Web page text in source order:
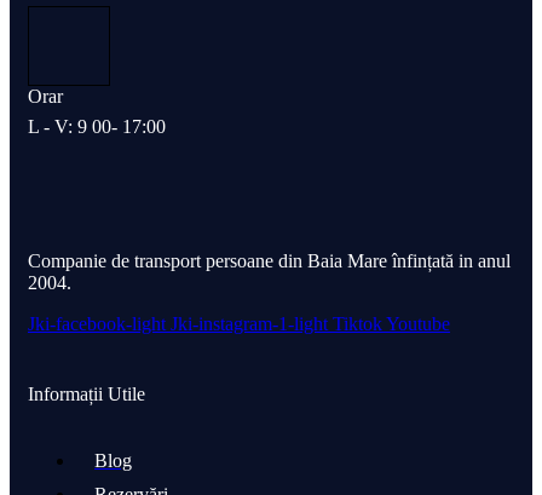
Orar
L - V: 9 00- 17:00
Companie de transport persoane din Baia Mare înfințată in anul
2004.
Jki-facebook-light Jki-instagram-1-light TiktokYoutube
Informații Utile
Blog